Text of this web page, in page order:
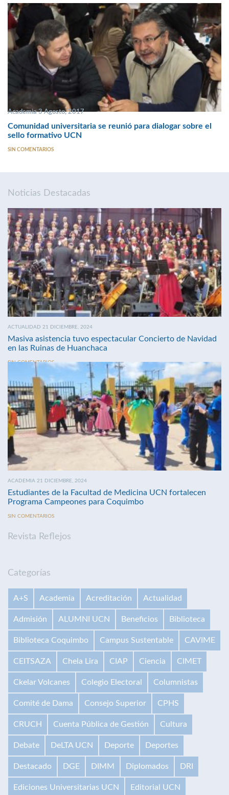
Academia 3 Agosto, 2017
Comunidad universitaria se reunió para dialogar sobre el
sello formativo UCN
SIN COMENTARIOS
Noticias Destacadas
ACTUALIDAD 21 DICIEMBRE, 2024
Masiva asistencia tuvo espectacular Concierto de Navidad
en las Ruinas de Huanchaca
SIN COMENTARIOS
ACADEMIA 21 DICIEMBRE, 2024
Estudiantes de la Facultad de Medicina UCN fortalecen
Programa Campeones para Coquimbo
SIN COMENTARIOS
Revista Reflejos
Categorías
A+S Academia Acreditación Actualidad
Admisión ALUMNI UCN Beneficios Biblioteca
Biblioteca Coquimbo Campus Sustentable CAVIME
CEITSAZA Chela Lira CIAP Ciencia CIMET
Ckelar Volcanes Colegio Electoral Columnistas
Comité de Dama Consejo Superior CPHS
CRUCH Cuenta Pública de Gestión Cultura
Debate DeLTA UCN Deporte Deportes
Destacado DGE DIMM Diplomados DRI
Ediciones Universitarias UCN Editorial UCN